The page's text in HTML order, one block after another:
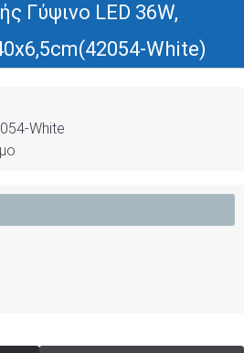
Γύψινο LED 36W,
White)
White